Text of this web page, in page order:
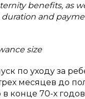
benefits, as
and
size
по уходу за
месяцев до
конце 70-х